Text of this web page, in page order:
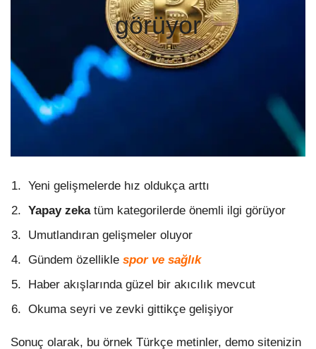
görüyor
Yeni gelişmelerde hız oldukça arttı
Yapay zekatüm kategorilerde önemli ilgi görüyor
Umutlandıran gelişmeler oluyor
Gündem özellikle spor ve sağlık
Haber akışlarında güzel bir akıcılık mevcut
Okuma seyri ve zevki gittikçe gelişiyor
Sonuç olarak, bu örnek Türkçe metinler, demo sitenizin